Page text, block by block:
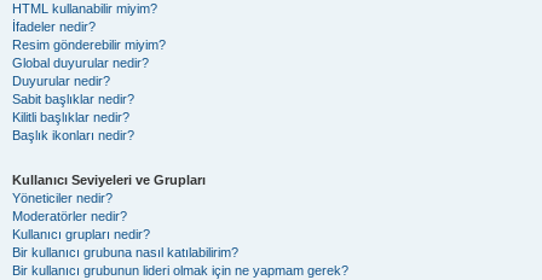
HTML kullanabilir miyim?
İfadeler nedir?
Resim gönderebilir miyim?
Global duyurular nedir?
Duyurular nedir?
Sabit başlıklar nedir?
Kilitli başlıklar nedir?
Başlık ikonları nedir?
Kullanıcı Seviyeleri ve Grupları
Yöneticiler nedir?
Moderatörler nedir?
Kullanıcı grupları nedir?
Bir kullanıcı grubuna nasıl katılabilirim?
Bir kullanıcı grubunun lideri olmak için ne yapmam gerek?